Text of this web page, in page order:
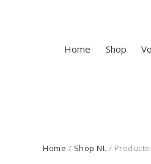
Home Shop
Home / Shop NL /